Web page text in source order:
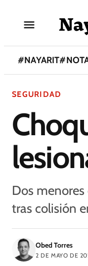
#NAYARIT#
SEGURIDAD
Dos
tras colisión
Obed Torres
2 DE MAYO DE